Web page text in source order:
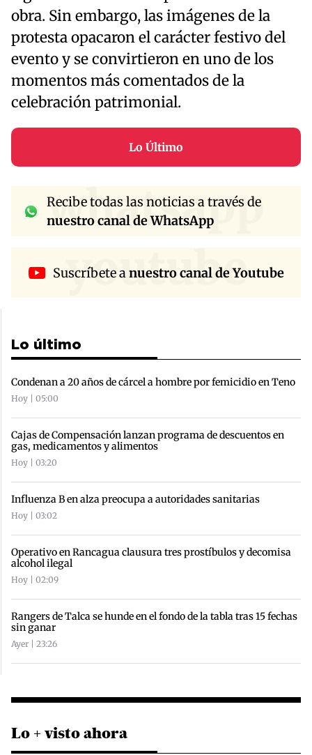
obra. Sin embargo, las imágenes de la
protesta opacaron el carácter festivo del
evento y se convirtieron en uno de los
momentos más comentados de la
celebración patrimonial.
Lo Último
whatsapp
Recibe todas las noticias a través de
nuestro canal de WhatsApp
youtube
Suscríbete anuestro canal de Youtube
Lo último
Condenan a 20 años de cárcel a hombre por femicidio en Teno
Hoy | 05:00
Cajas de Compensación lanzan programa de descuentos en
gas, medicamentos y alimentos
Hoy | 03:20
Influenza B en alza preocupa a autoridades sanitarias
Hoy | 03:02
Operativo en Rancagua clausura tres prostíbulos y decomisa
alcohol ilegal
Hoy | 02:09
Rangers de Talca se hunde en el fondo de la tabla tras 15 fechas
sin ganar
Ayer | 23:26
Lo + visto ahora